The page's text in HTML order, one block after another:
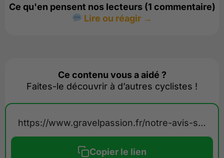
Ce qu'en pensent nos lecteurs (1 commentaire)
Lire ou réagir →
Ce contenu vous a aidé ?
Faites-le découvrir à d’autres cyclistes !
https://www.gravelpassion.fr/notre-avis-sur-cyclofix-2/
Copier le lien